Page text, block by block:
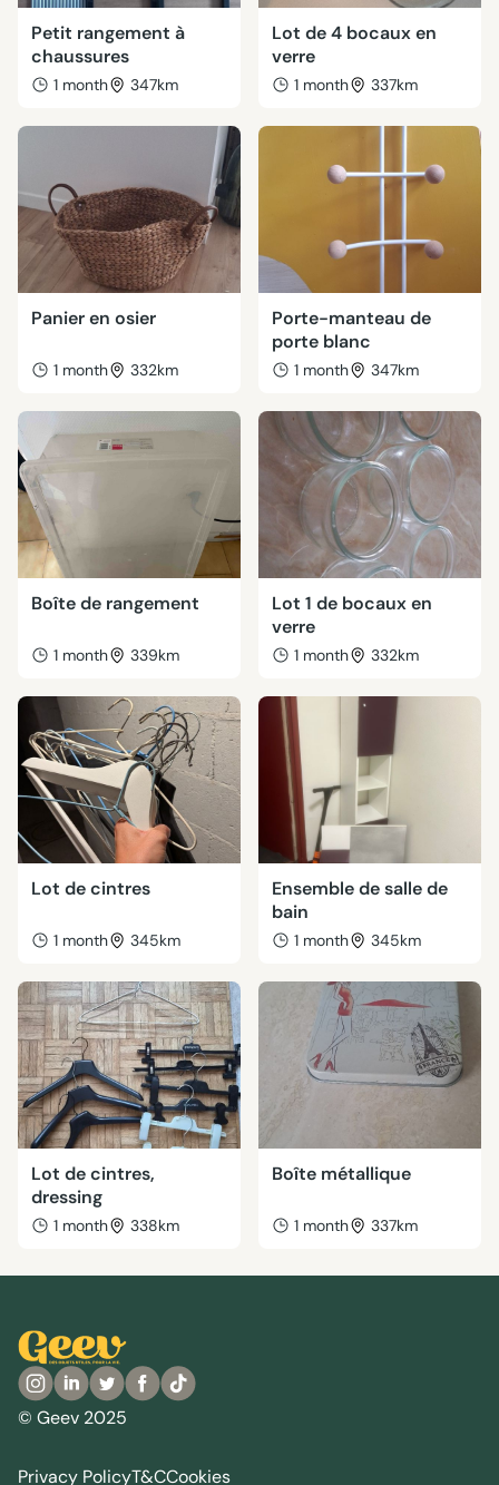
Petit rangement à
chaussures
1 month 347km
Lot de 4 bocaux en
verre
1 month 337km
Panier en osier
1 month 332km
Porte-manteau de
porte blanc
1 month 347km
Boîte de rangement
1 month 339km
Lot 1 de bocaux en
verre
1 month 332km
Lot de cintres
1 month 345km
Ensemble de salle de
bain
1 month 345km
Lot de cintres,
dressing
1 month 338km
Boîte métallique
1 month 337km
© Geev 2025
Privacy PolicyT&CCookies